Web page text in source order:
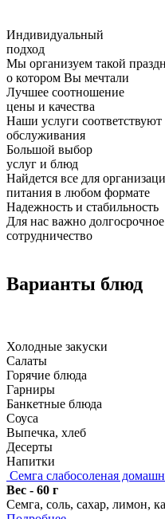
Индивидуальный
подход
Мы организуем такой
о котором Вы мечтали
Лучшее соотношение
цены и качества
Наши услуги
обслуживания
Большой выбор
услуг и блюд
Найдется все для
питания в любом формате
Надежность и стабильность
Для нас важно
сотрудничество
Варианты блюд
Холодные закуски
Салаты
Горячие блюда
Гарниры
Банкетные блюда
Соуса
Выпечка, хлеб
Десерты
Напитки
Семга слабосоленая
Вес - 60 г
Семга, соль, сахар, лимон,